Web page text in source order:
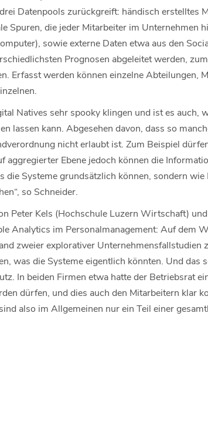
Datenpools zurückgreift: händisch erstelltes
Spuren, die jeder Mitarbeiter im Unternehmen
sowie externe Daten etwa aus den
Prognosen abgeleitet werden,
Erfasst werden können einzelne Abteilungen,
Natives sehr spooky klingen und ist es auch,
lassen kann. Abgesehen davon, dass so
nicht erlaubt ist. Zum Beispiel
aggregierter Ebene jedoch können die
die Systeme grundsätzlich können, sondern
so Schneider.
Peter Kels (Hochschule Luzern Wirtschaft)
Analytics im Personalmanagement: Auf dem
zweier explorativer Unternehmensfallstudien
was die Systeme eigentlich könnten. Und das
In beiden Firmen etwa hatte der Betriebsrat
dürfen, und dies auch den Mitarbeitern klar
also im Allgemeinen nur ein Teil einer